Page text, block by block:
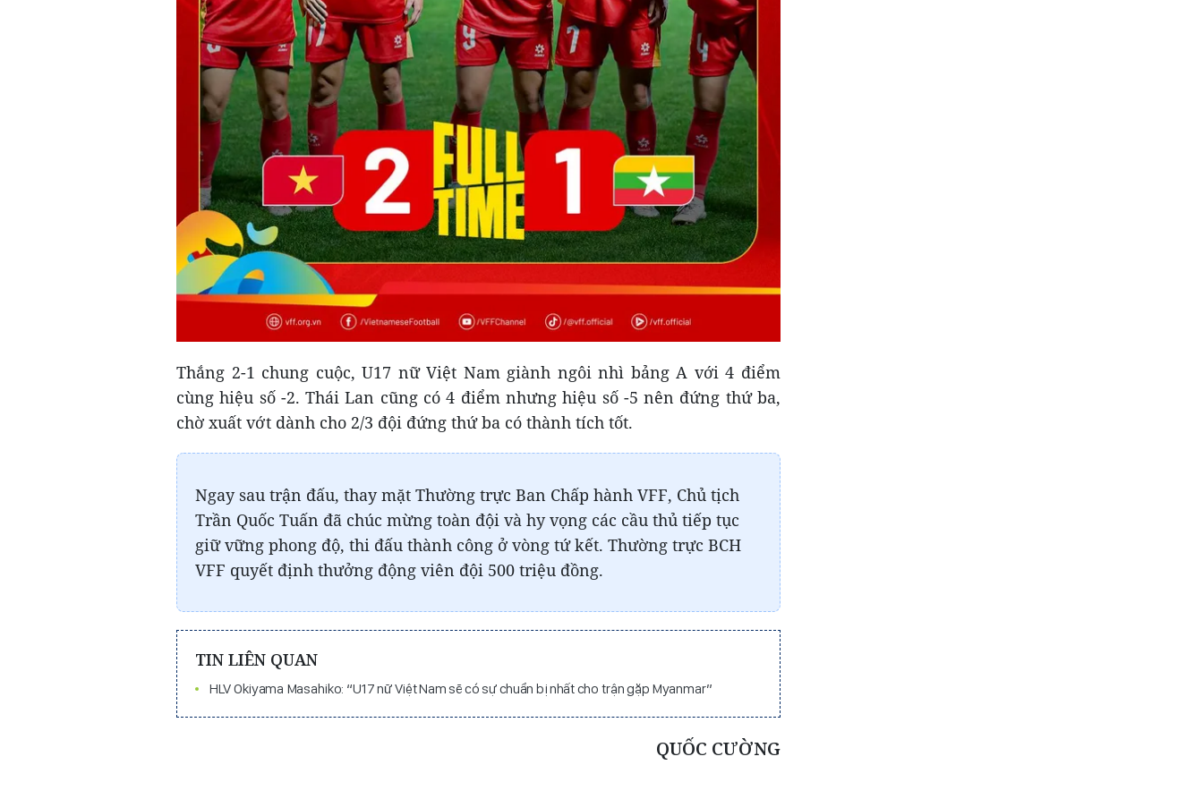
Thắng 2-1 chung cuộc, U17 nữ Việt Nam giành ngôi nhì bảng A với 4 điểm
cùng hiệu số -2. Thái Lan cũng có 4 điểm nhưng hiệu số -5 nên đứng thứ ba,
chờ xuất vớt dành cho 2/3 đội đứng thứ ba có thành tích tốt.
Ngay sau trận đấu, thay mặt Thường trực Ban Chấp hành VFF, Chủ tịch
Trần Quốc Tuấn đã chúc mừng toàn đội và hy vọng các cầu thủ tiếp tục
giữ vững phong độ, thi đấu thành công ở vòng tứ kết. Thường trực BCH
VFF quyết định thưởng động viên đội 500 triệu đồng.
TIN LIÊN QUAN
HLV Okiyama Masahiko: “U17 nữ Việt Nam sẽ có sự chuẩn bị nhất cho trận gặp Myanmar”
QUỐC CƯỜNG